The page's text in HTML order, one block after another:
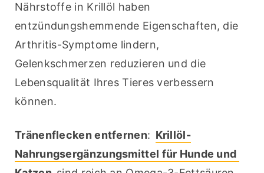
Nährstoffe in Krillöl haben
entzündungshemmende Eigenschaften, die
Arthritis-Symptome lindern,
Gelenkschmerzen reduzieren und die
Lebensqualität Ihres Tieres verbessern
können.
Tränenflecken entfernen: Krillöl-
Nahrungsergänzungsmittel für Hunde und